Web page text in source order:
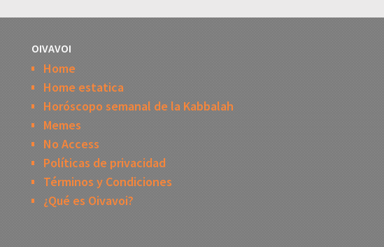
OIVAVOI
Home
Home estatica
Horóscopo semanal de la Kabbalah
Memes
No Access
Políticas de privacidad
Términos y Condiciones
¿Qué es Oivavoi?